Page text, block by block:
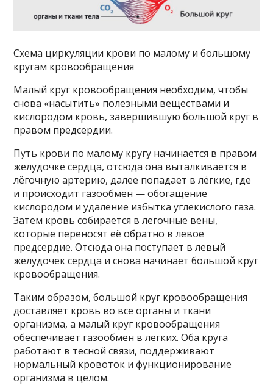
Схема циркуляции крови по малому и большому
кругам кровообращения
Малый круг кровообращения необходим, чтобы
снова «насытить» полезными веществами и
кислородом кровь, завершившую большой круг в
правом предсердии.
Путь крови по малому кругу начинается в правом
желудочке сердца, отсюда она выталкивается в
лёгочную артерию, далее попадает в лёгкие, где
и происходит газообмен — обогащение
кислородом и удаление избытка углекислого газа.
Затем кровь собирается в лёгочные вены,
которые переносят её обратно в левое
предсердие. Отсюда она поступает в левый
желудочек сердца и снова начинает большой круг
кровообращения.
Таким образом, большой круг кровообращения
доставляет кровь во все органы и ткани
организма, а малый круг кровообращения
обеспечивает газообмен в лёгких. Оба круга
работают в тесной связи, поддерживают
нормальный кровоток и функционирование
организма в целом.